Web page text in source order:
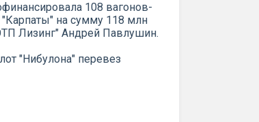
108 вагонов-
"Карпаты" на сумму 118 млн
Лизинг" Андрей Павлушин.
"Нибулона" перевез